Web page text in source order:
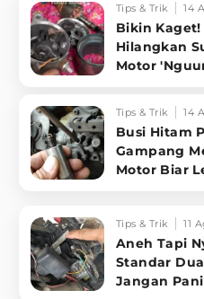
Tips & Trik 14
Bikin Kaget!
Hilangkan
Motor
Tips & Trik 14
Busi Hitam
Gampang
Motor Biar
Tips & Trik 11
Aneh Tapi
Standar
Jangan